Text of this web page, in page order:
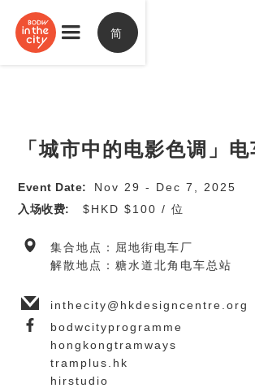
简
「城市中的电影色调」
Event Date: Nov 29 - Dec 7, 2025
入场收费:
$HKD $100 / 位
集合地点：屈地街电车厂
解散地点：糖水道北角电车总站
inthecity@hkdesigncentre.org
bodwcityprogramme
hongkongtramways
tramplus.hk
hirstudio